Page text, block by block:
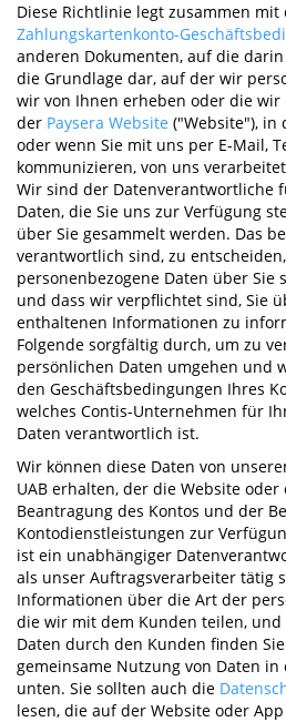
Diese Richtlinie legt zusammen mit
Zahlungskartenkonto-
anderen Dokumenten, auf die
die Grundlage dar, auf der wir
wir von Ihnen erheben oder die wir
der Paysera Website ("Website"), in
oder wenn Sie mit uns per E-Mail,
kommunizieren, von uns
Wir sind der Datenverantwortliche
Daten, die Sie uns zur Verfügung
über Sie gesammelt werden. Das
verantwortlich sind, zu
personenbezogene Daten über Sie
und dass wir verpflichtet sind, Sie
enthaltenen Informationen zu
Folgende sorgfältig durch, um zu
persönlichen Daten umgehen und
den Geschäftsbedingungen Ihres
welches Contis-Unternehmen für
Daten verantwortlich ist.
Wir können diese Daten von
UAB erhalten, der die Website
Beantragung des Kontos und der
Kontodienstleistungen zur
ist ein unabhängiger
als unser Auftragsverarbeiter tätig
Informationen über die Art der
die wir mit dem Kunden teilen,
Daten durch den Kunden finden
gemeinsame Nutzung von Daten
unten. Sie sollten auch die
lesen, die auf der Website oder